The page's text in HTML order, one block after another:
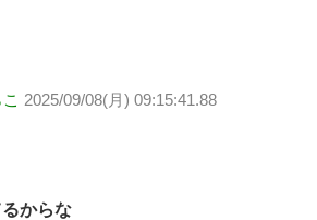
2025/09/08(月) 09:15:41.88
からな